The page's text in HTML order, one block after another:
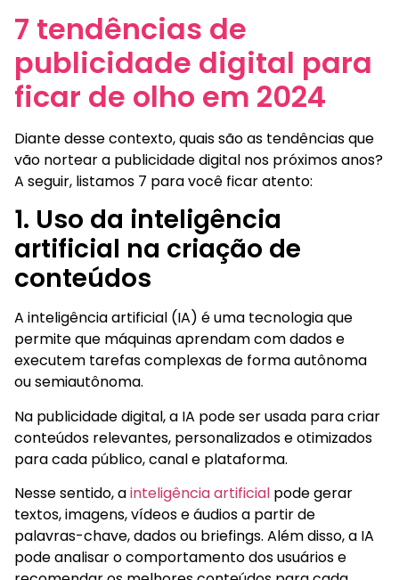
7 tendências de
publicidade digital para
ficar de olho em 2024
Diante desse contexto, quais são as tendências que
vão nortear a publicidade digital nos próximos anos?
A seguir, listamos 7 para você ficar atento:
1. Uso da inteligência
artificial na criação de
conteúdos
A inteligência artificial (IA) é uma tecnologia que
permite que máquinas aprendam com dados e
executem tarefas complexas de forma autônoma
ou semiautônoma.
Na publicidade digital, a IA pode ser usada para criar
conteúdos relevantes, personalizados e otimizados
para cada público, canal e plataforma.
Nesse sentido, ainteligência artificial pode gerar
textos, imagens, vídeos e áudios a partir de
palavras-chave, dados ou briefings. Além disso, a IA
pode analisar o comportamento dos usuários e